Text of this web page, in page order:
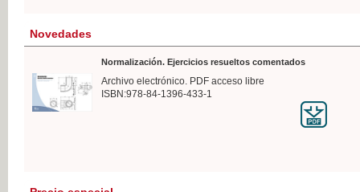
Novedades
Normalización. Ejercicios resueltos comentados
Archivo electrónico. PDF acceso libre
ISBN:978-84-1396-433-1